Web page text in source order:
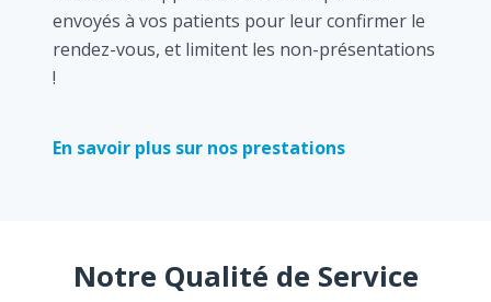
envoyés à vos patients pour leur confirmer le
rendez-vous, et limitent les non-présentations
!
En savoir plus sur nos prestations
Notre Qualité de Service